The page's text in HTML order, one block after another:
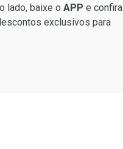
lado, baixe o APP e confira
exclusivos para